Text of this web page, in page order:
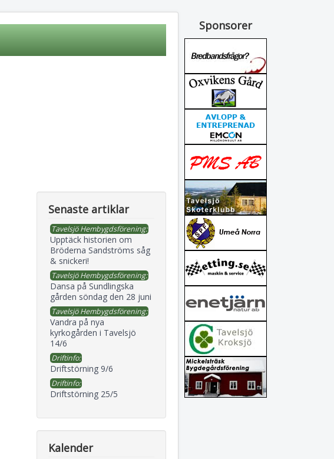
Senaste artiklar
Tavelsjö Hembygdsförening:
Upptäck historien om
Bröderna Sandströms såg
& snickeri!
Tavelsjö Hembygdsförening:
Dansa på Sundlingska
gården söndag den 28 juni
Tavelsjö Hembygdsförening:
Vandra på nya
kyrkogården i Tavelsjö
14/6
Driftinfo:
Driftstörning 9/6
Driftinfo:
Driftstörning 25/5
Kalender
Sponsorer